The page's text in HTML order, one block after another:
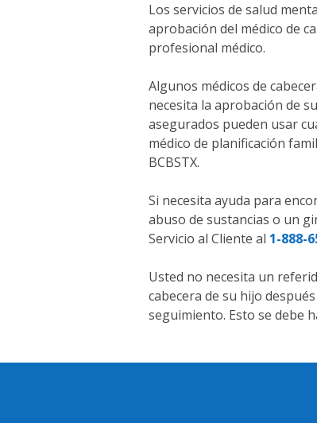
Los servicios de salud
aprobación del médico de
profesional médico.
Algunos médicos de
necesita la aprobación de
asegurados pueden usar
médico de planificación
BCBSTX.
Si necesita ayuda para
abuso de sustancias o un
Servicio al Cliente al 1-888-
Usted no necesita un
cabecera de su hijo
seguimiento. Esto se debe